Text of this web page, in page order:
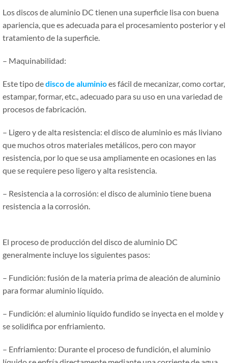
Los discos de aluminio DC tienen una superficie lisa con buena
apariencia, que es adecuada para el procesamiento posterior y el
tratamiento de la superficie.
– Maquinabilidad:
Este tipo dedisco de aluminioes fácil de mecanizar, como cortar,
estampar, formar, etc., adecuado para su uso en una variedad de
procesos de fabricación.
– Ligero y de alta resistencia: el disco de aluminio es más liviano
que muchos otros materiales metálicos, pero con mayor
resistencia, por lo que se usa ampliamente en ocasiones en las
que se requiere peso ligero y alta resistencia.
– Resistencia a la corrosión: el disco de aluminio tiene buena
resistencia a la corrosión.
El proceso de producción del disco de aluminio DC
generalmente incluye los siguientes pasos:
– Fundición: fusión de la materia prima de aleación de aluminio
para formar aluminio líquido.
– Fundición: el aluminio líquido fundido se inyecta en el molde y
se solidifica por enfriamiento.
– Enfriamiento: Durante el proceso de fundición, el aluminio